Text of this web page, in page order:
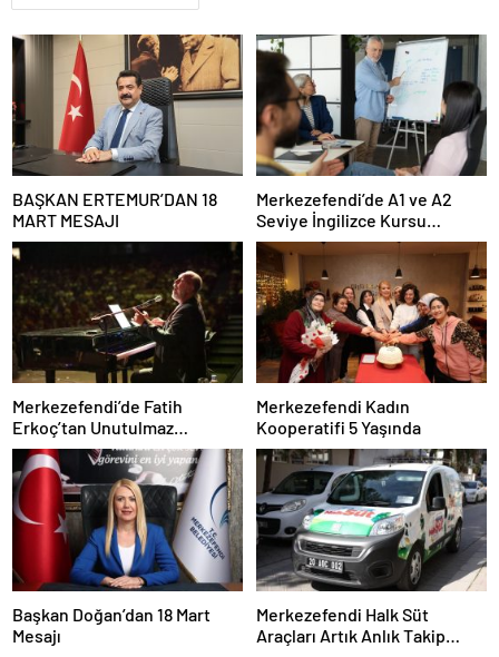
BAŞKAN ERTEMUR’DAN 18
MART MESAJI
Merkezefendi’de A1 ve A2
Seviye İngilizce Kursu
Başvuruları Başladı
Merkezefendi’de Fatih
Erkoç’tan Unutulmaz
Ramazan Konseri
Merkezefendi Kadın
Kooperatifi 5 Yaşında
Başkan Doğan’dan 18 Mart
Mesajı
Merkezefendi Halk Süt
Araçları Artık Anlık Takip